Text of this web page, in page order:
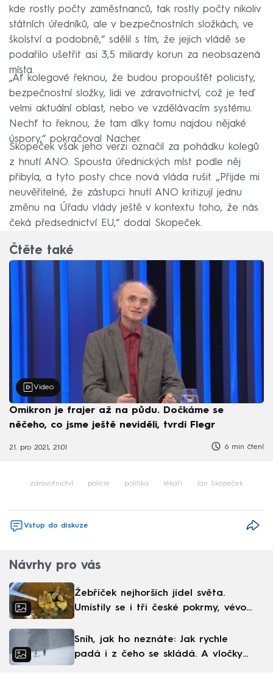
kde rostly počty zaměstnanců, tak rostly počty nikoliv
státních úředníků, ale v bezpečnostních složkách, ve
školství a podobně,“ sdělil s tím, že jejich vládě se
podařilo ušetřit asi 3,5 miliardy korun za neobsazená
místa.
„Ať kolegové řeknou, že budou propouštět policisty,
bezpečnostní složky, lidi ve zdravotnictví, což je teď
velmi aktuální oblast, nebo ve vzdělávacím systému.
Nechť to řeknou, že tam díky tomu najdou nějaké
úspory,“ pokračoval Nacher.
Skopeček však jeho verzi označil za pohádku kolegů
z hnutí ANO. Spousta úřednických míst podle něj
přibyla, a tyto posty chce nová vláda rušit. „Přijde mi
neuvěřitelné, že zástupci hnutí ANO kritizují jednu
změnu na Úřadu vlády ještě v kontextu toho, že nás
čeká předsednictví EU,“ dodal Skopeček.
Čtěte také
Video
Omikron je frajer až na půdu. Dočkáme se
něčeho, co jsme ještě neviděli, tvrdí Flegr
21. pro 2021, 21:01 6 min čtení
zdravotnictví policie politika lékaři Jan Skopeček
Vstup do diskuze
Návrhy pro vás
Žebříček nejhorších jídel světa.
Umístily se i tři české pokrmy, vévodí
Sníh, jak ho neznáte: Jak rychle
padá i z čeho se skládá. A vločky